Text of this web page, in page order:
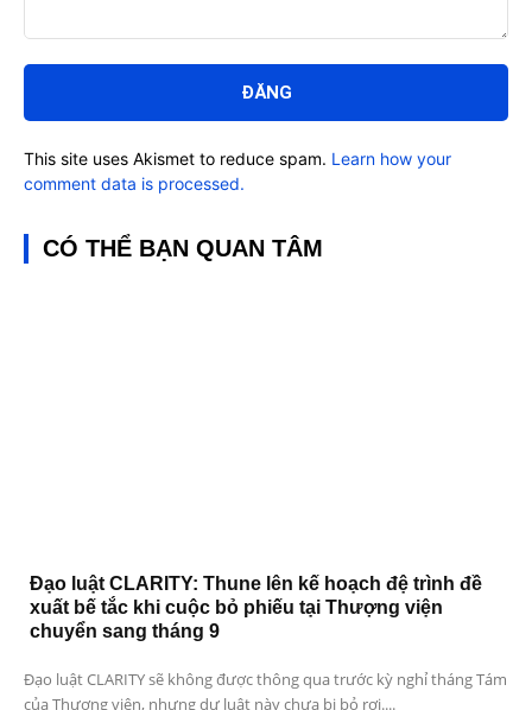
luận:
This site uses Akismet to reduce spam. Learn how your
comment data is processed.
CÓ THỂ BẠN QUAN TÂM
Đạo luật CLARITY: Thune lên kế hoạch đệ trình đề
xuất bế tắc khi cuộc bỏ phiếu tại Thượng viện
chuyển sang tháng 9
Đạo luật CLARITY sẽ không được thông qua trước kỳ nghỉ tháng Tám
của Thượng viện, nhưng dự luật này chưa bị bỏ rơi....